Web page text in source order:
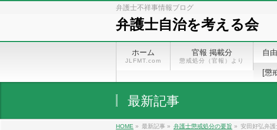
弁護士不祥事情報ブログ
弁護士自治を考える会
ホーム
JLFMT.com
官報 掲載分
懲戒処分（官報）より
自
[懲
最新記事
HOME » 最新記事 » 弁護士懲戒処分の要旨 » 安田好弘弁